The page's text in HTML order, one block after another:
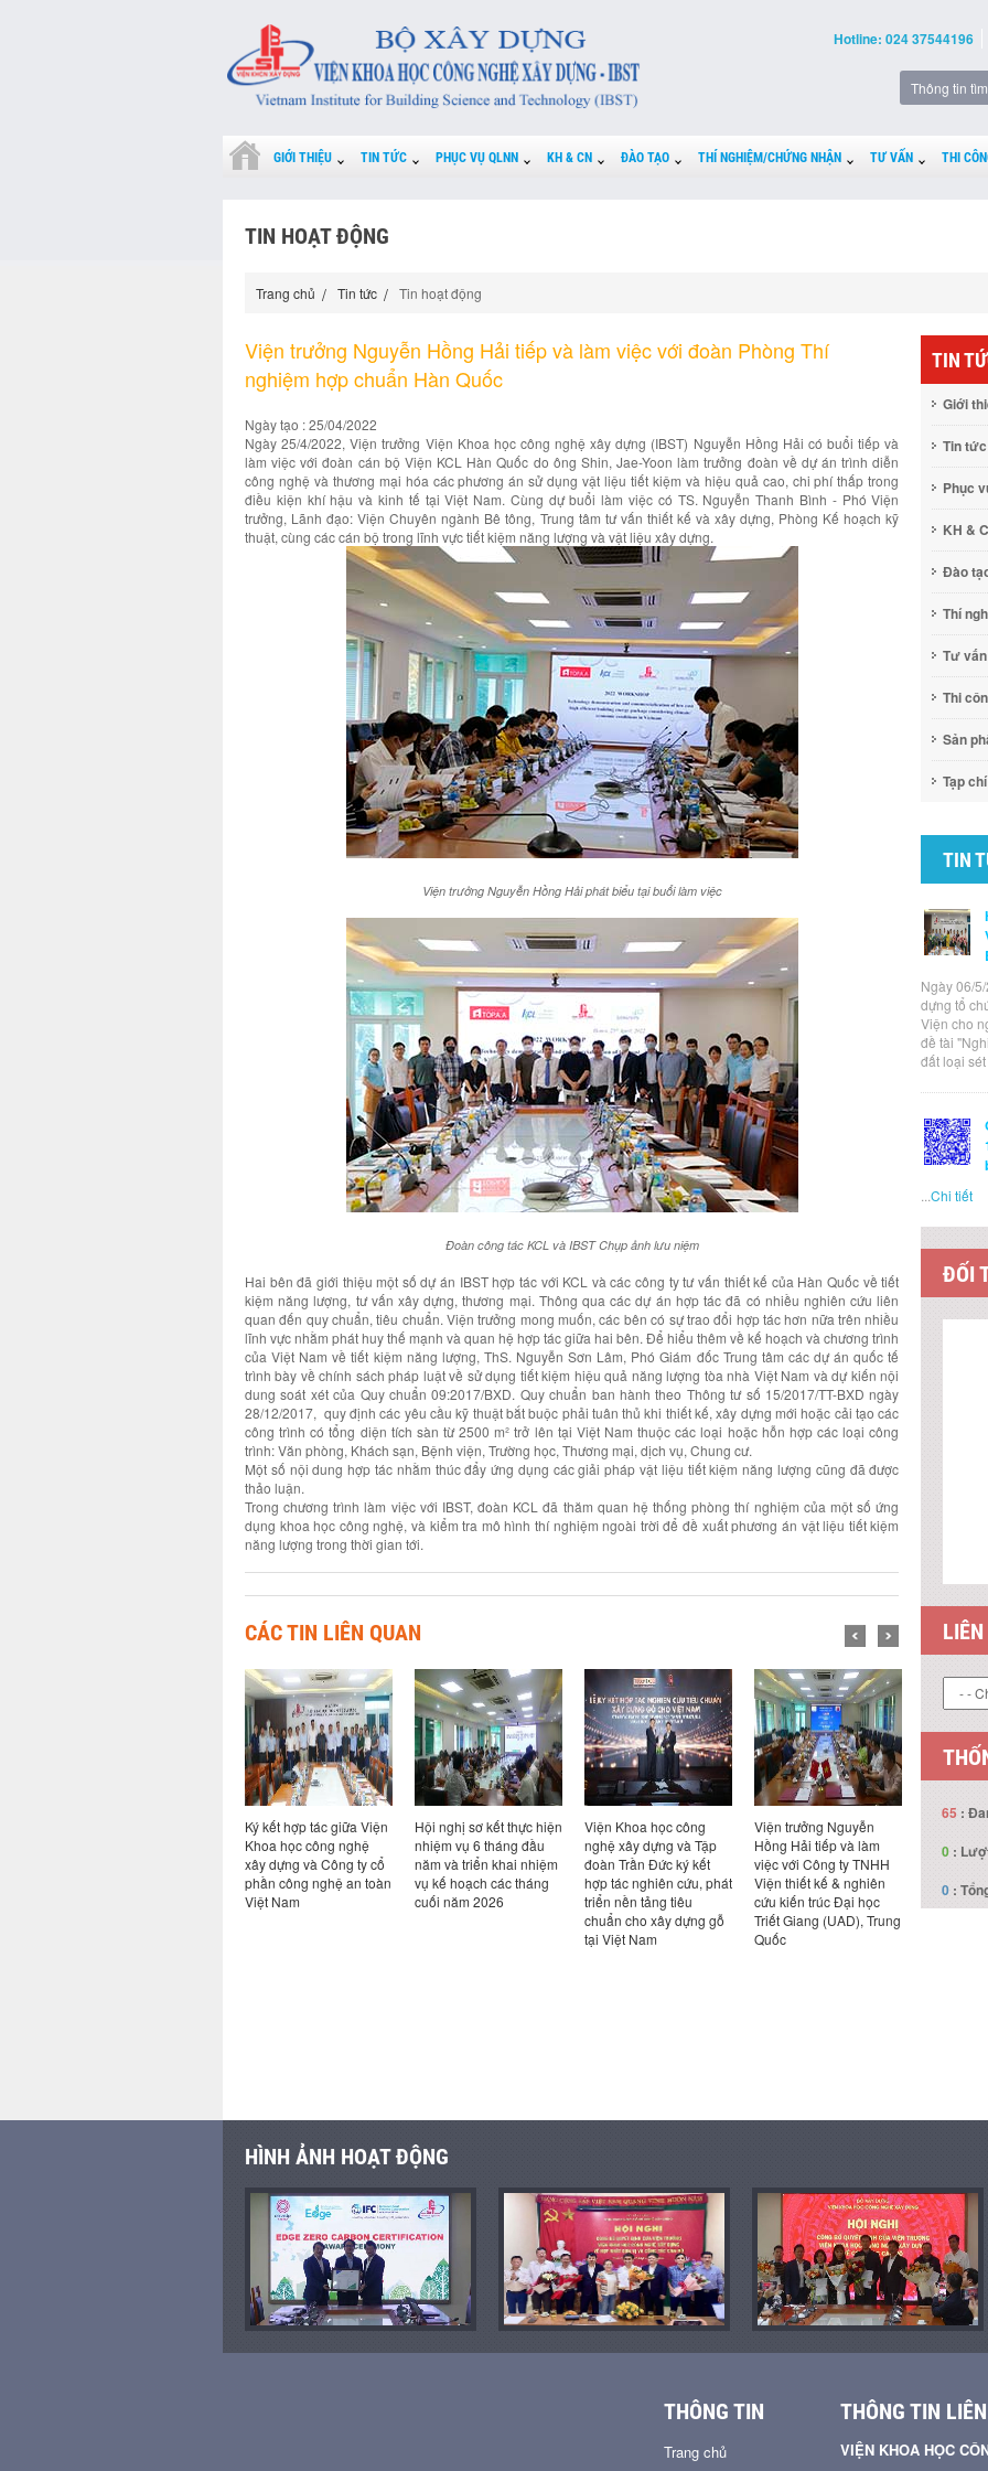
Hotline: 024 37544196
GIỚI THIỆU TIN TỨC PHỤC VỤ QLNN KH & CN ĐÀO TẠO THÍ NGHIỆM/CHỨNG NHẬN TƯ VẤN THI
TIN HOẠT ĐỘNG
Trang chủ Tin tức Tin hoạt động
Viện trưởng Nguyễn Hồng Hải tiếp và làm việc với đoàn Phòng Thí
nghiệm hợp chuẩn Hàn Quốc
Ngày tạo : 25/04/2022
Ngày 25/4/2022, Viện trưởng Viện Khoa học công nghệ xây dựng (IBST) Nguyễn Hồng Hải có buổi tiếp và
làm việc với đoàn cán bộ Viện KCL Hàn Quốc do ông Shin, Jae-Yoon làm trưởng đoàn về dự án trình diễn
công nghệ và thương mại hóa các phương án sử dụng vật liệu tiết kiệm và hiệu quả cao, chi phí thấp trong
điều kiện khí hậu và kinh tế tại Việt Nam. Cùng dự buổi làm việc có TS. Nguyễn Thanh Bình - Phó Viện
trưởng, Lãnh đạo: Viện Chuyên ngành Bê tông, Trung tâm tư vấn thiết kế và xây dựng, Phòng Kế hoạch kỹ
thuật, cùng các cán bộ trong lĩnh vực tiết kiệm năng lượng và vật liệu xây dựng.
Viện trưởng Nguyễn Hồng Hải phát biểu tại buổi làm việc
Đoàn công tác KCL và IBST Chụp ảnh lưu niệm
Hai bên đã giới thiệu một số dự án IBST hợp tác với KCL và các công ty tư vấn thiết kế của Hàn Quốc về tiết
kiệm năng lượng, tư vấn xây dựng, thương mại. Thông qua các dự án hợp tác đã có nhiều nghiên cứu liên
quan đến quy chuẩn, tiêu chuẩn. Viện trưởng mong muốn, các bên có sự trao đổi hợp tác hơn nữa trên nhiều
lĩnh vực nhằm phát huy thế mạnh và quan hệ hợp tác giữa hai bên. Để hiểu thêm về kế hoạch và chương trình
của Việt Nam về tiết kiệm năng lượng, ThS. Nguyễn Sơn Lâm, Phó Giám đốc Trung tâm các dự án quốc tế
trình bày về chính sách pháp luật về sử dụng tiết kiệm hiệu quả năng lượng tòa nhà Việt Nam và dự kiến nội
dung soát xét của Quy chuẩn 09:2017/BXD. Quy chuẩn ban hành theo Thông tư số 15/2017/TT-BXD ngày
28/12/2017, quy định các yêu cầu kỹ thuật bắt buộc phải tuân thủ khi thiết kế, xây dựng mới hoặc cải tạo các
công trình có tổng diện tích sàn từ 2500 m² trở lên tại Việt Nam thuộc các loại hoặc hỗn hợp các loại công
trình: Văn phòng, Khách sạn, Bệnh viện, Trường học, Thương mại, dịch vụ, Chung cư.
Một số nội dung hợp tác nhằm thúc đẩy ứng dụng các giải pháp vật liệu tiết kiệm năng lượng cũng đã được
thảo luận.
Trong chương trình làm việc với IBST, đoàn KCL đã thăm quan hệ thống phòng thí nghiệm của một số ứng
dụng khoa học công nghệ, và kiểm tra mô hình thí nghiệm ngoài trời để đề xuất phương án vật liệu tiết kiệm
năng lượng trong thời gian tới.
CÁC TIN LIÊN QUAN
Ký kết hợp tác giữa Viện
xây dựng và Công ty cổ
phần công nghệ an toàn
Hội nghị sơ kết thực hiện
nhiệm vụ 6 tháng đầu
năm và triển khai nhiệm
vụ kế hoạch các tháng
cuối năm 2026
Viện Khoa học công
nghệ xây dựng và Tập
đoàn Trần Đức ký kết
hợp tác nghiên cứu, phát
triển nền tảng tiêu
chuẩn cho xây dựng gỗ
Viện trưởng Nguyễn
Hồng Hải tiếp và làm
việc với Công ty TNHH
Viện thiết kế & nghiên
cứu kiến trúc Đại học
Triết Giang (UAD), Trung
Quốc
Viện trưởng Nguyễn
Hồng Hải tiếp và làm
việc với Công ty Life
Design Kabaya, Nhật
Bản
ở
và
TIN
Giới
Tin tức
Phục
KH &
Đào
Thí
Tư vấn
Thi
Sản
Tạp chí
TIN
Ngày 06/
dựng tổ
Viện cho
đề tài
đất loại
...Chi tiết
ĐỐI
65 :
0 :
0 :
HÌNH ẢNH HOẠT ĐỘNG
THÔNG TIN
Trang chủ
THÔNG TIN
VIỆN KHOA HỌC